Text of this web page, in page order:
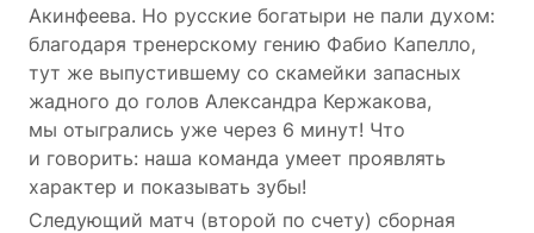
Акинфеева. Но русские богатыри не пали духом:
благодаря тренерскому гению Фабио Капелло,
тут же выпустившему со скамейки запасных
жадного до голов Александра Кержакова,
мы отыгрались уже через 6 минут! Что
и говорить: наша команда умеет проявлять
характер и показывать зубы!
Следующий матч (второй по счету) сборная